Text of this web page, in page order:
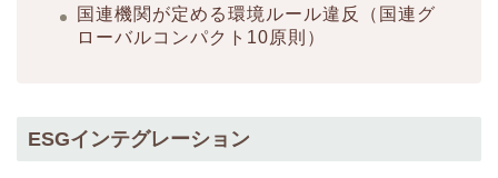
国連機関が定める環境ルール違反（国連グ
ローバルコンパクト10原則）
ESGインテグレーション